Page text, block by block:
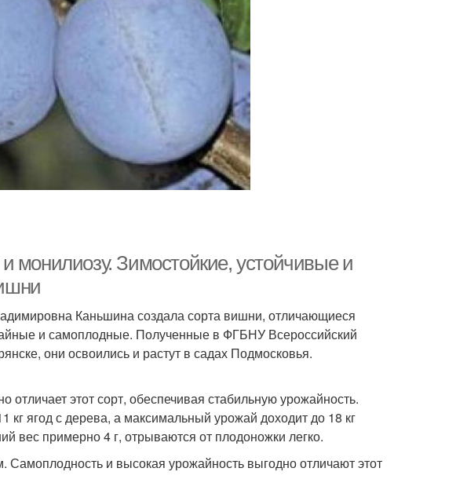
монилиозу. Зимостойкие, устойчивые и
Каньшина создала сорта вишни, отличающиеся
и самоплодные. Полученные в ФГБНУ Всероссийский
они освоились и растут в садах Подмосковья.
отличает этот сорт, обеспечивая стабильную урожайность.
ягод с дерева, а максимальный урожай доходит до 18 кг
вес примерно 4 г, отрываются от плодоножки легко.
и высокая урожайность выгодно отличают этот